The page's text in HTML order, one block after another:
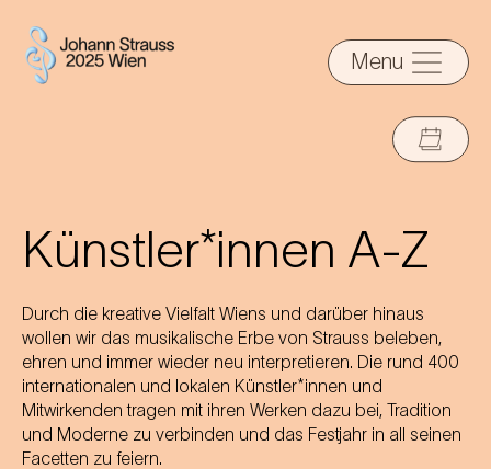
Menu
Künstler*innen A-Z
Durch die kreative Vielfalt Wiens und darüber hinaus
wollen wir das musikalische Erbe von Strauss beleben,
ehren und immer wieder neu interpretieren. Die rund 400
internationalen und lokalen Künstler*innen und
Mitwirkenden tragen mit ihren Werken dazu bei, Tradition
und Moderne zu verbinden und das Festjahr in all seinen
Facetten zu feiern.